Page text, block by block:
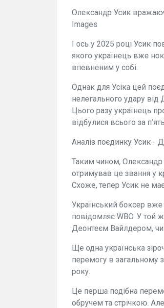
Олександр Усик
Images
І ось у 2025 році Усик
якого українець вже
впевненим у собі.
Однак для Усіка цей
нелегального удару від
Цього разу українець
відбулися всього за
Аналіз поєдинку Усик -
Таким чином, Олександр
отримував це звання у
Схоже, тепер Усик не
Український боксер вже
повідомляє WBO. У той
Деонтеєм Вайлдером,
Ще одна українська
перемогу в загальному
року.
Це перша подібна
обручем та стрічкою.